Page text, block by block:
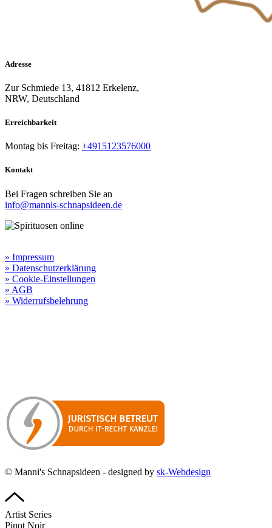
Adresse
Zur Schmiede 13, 41812 Erkelenz,
NRW, Deutschland
Erreichbarkeit​
Montag bis Freitag: +4915123576000
Kontakt
Bei Fragen schreiben Sie an
info@mannis-schnapsideen.de
» Impressum
» Datenschutzerklärung
» Cookie-Einstellungen
» AGB
» Widerrufsbelehrung
© Manni's Schnapsideen - designed by sk-Webdesign
Artist Series
Pinot Noir